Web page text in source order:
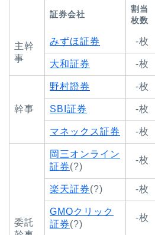
証券会社
割当
枚数
主幹
事
みずほ証券 -枚
大和証券 -枚
幹事
野村證券 -枚
SBI証券 -枚
マネックス証券 -枚
委託
岡三オンライン
証券(?)
-枚
楽天証券(?) -枚
GMOクリック
証券(?)
-枚